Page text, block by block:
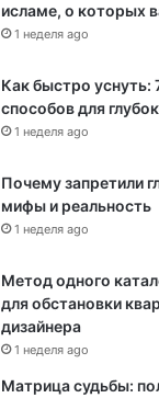
исламе, о которых
1 неделя ago
Как быстро уснуть:
способов для
1 неделя ago
Почему запретили
мифы и реальность
1 неделя ago
Метод одного
для обстановки
дизайнера
1 неделя ago
Матрица судьбы: